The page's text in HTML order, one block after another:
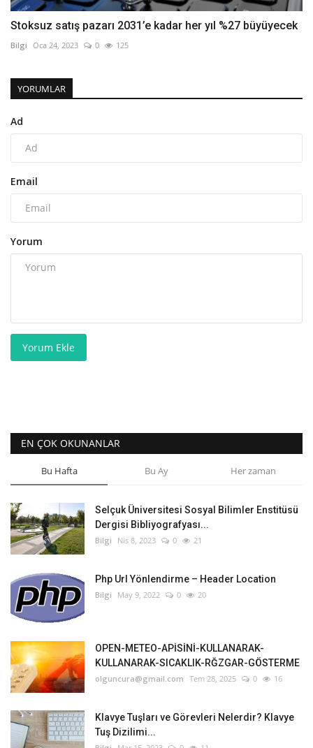
Stoksuz satış pazarı 2031’e kadar her yıl %27 büyüyecek
Bilgi Oca 24, 2023 0 125
YORUMLAR
Ad
Email
Yorum
Yorum Ekle
EN ÇOK OKUNANLAR
Bu Hafta Bu Ay Her zaman
Selçuk Üniversitesi Sosyal Bilimler Enstitüsü
Dergisi Bibliyografyası...
Bilgi Nis 8, 2023 0 21
Php Url Yönlendirme – Header Location
Bilgi May 9, 2022 0 20
OPEN-METEO-APİSİNİ-KULLANARAK-
KULLANARAK-SICAKLIK-RĞZGAR-GÖSTERME
olguncura@gmail.com Tem 28, 2025 0 16
Klavye Tuşları ve Görevleri Nelerdir? Klavye
Tuş Dizilimi...